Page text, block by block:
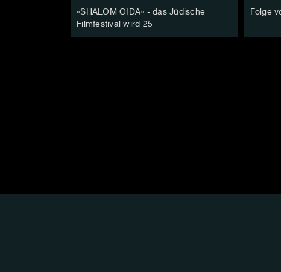
«SHALOM OIDA» - das Jüdische
Filmfestival wird 25
Folge